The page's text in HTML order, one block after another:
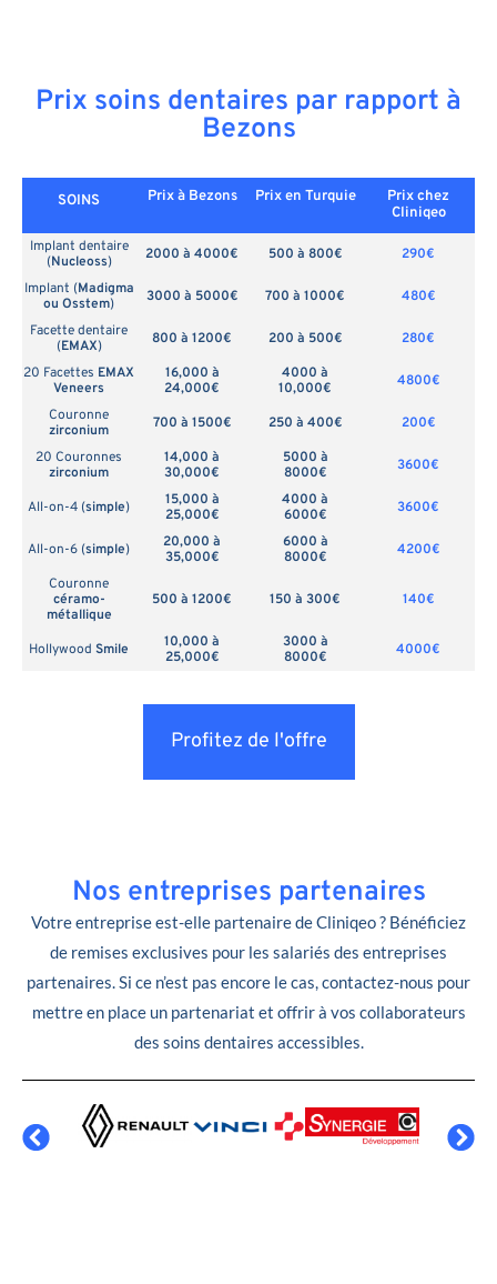
Prix soins dentaires par rapport à
Bezons
SOINS Prix à Bezons Prix en Turquie
Prix chez
Cliniqeo
Implant dentaire
(Nucleoss) 2000 à 4000€ 500 à 800€
290€
Implant (Madigma
ou Osstem) 3000 à 5000€ 700 à 1000€
480€
Facette dentaire
(EMAX) 800 à 1200€ 200 à 500€
280€
20 Facettes EMAX
Veneers
16,000 à
24,000€
4000 à
10,000€
4800€
Couronne
zirconium
700 à 1500€ 250 à 400€
200€
20 Couronnes
zirconium
14,000 à
30,000€
5000 à
8000€
3600€
All-on-4 (simple)
15,000 à
25,000€
4000 à
6000€
3600€
All-on-6 (simple)
20,000 à
35,000€
6000 à
8000€
4200€
Couronne
céramo-
métallique
500 à 1200€ 150 à 300€ 140€
Hollywood Smile
10,000 à
25,000€
3000 à
8000€
4000€
Profitez de l'offre
Nos entreprises partenaires
Votre entreprise est-elle partenaire de Cliniqeo ? Bénéficiez
de remises exclusives pour les salariés des entreprises
partenaires. Si ce n’est pas encore le cas, contactez-nous pour
mettre en place un partenariat et offrir à vos collaborateurs
des soins dentaires accessibles.